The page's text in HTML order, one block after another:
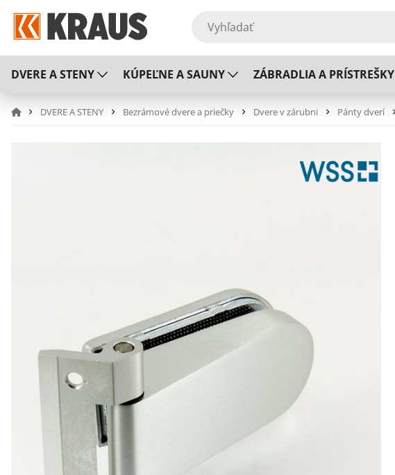
DVERE A STENY KÚPEĽNE A SAUNY ZÁBRADLIA A PRÍSTREŠKY
DVERE A STENY Bezrámové dvere a priečky Dvere v zárubni Pánty dverí